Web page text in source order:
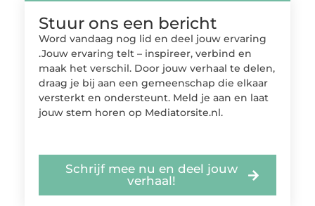
Stuur ons een bericht
Word vandaag nog lid en deel jouw ervaring
.Jouw ervaring telt – inspireer, verbind en
maak het verschil. Door jouw verhaal te delen,
draag je bij aan een gemeenschap die elkaar
versterkt en ondersteunt. Meld je aan en laat
jouw stem horen op Mediatorsite.nl.
Schrijf mee nu en deel jouw
verhaal!